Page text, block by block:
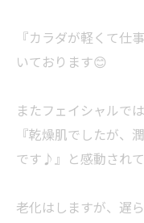
『カラダが軽くて仕
いております😊
またフェイシャルでは
『乾燥肌でしたが、
です♪』と感動され
老化はしますが、遅